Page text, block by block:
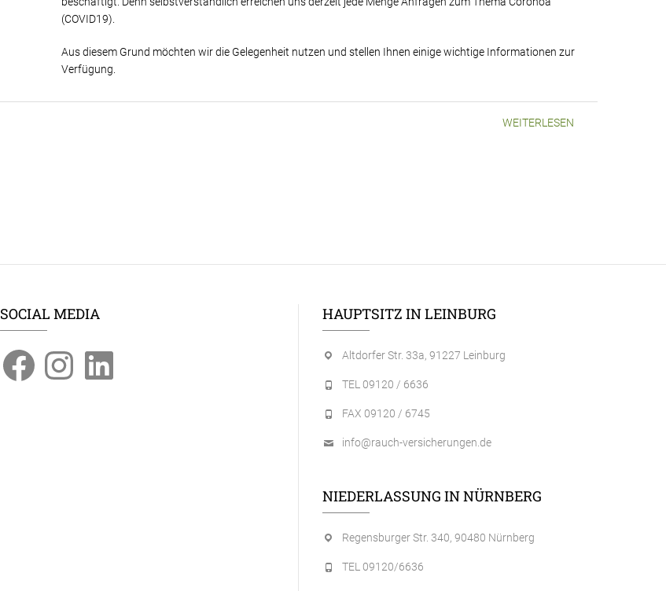
(COVID19).
Aus diesem Grund möchten wir die Gelegenheit nutzen und stellen Ihnen einige wichtige Informationen zur
Verfügung.
WEITERLESEN
SOCIAL MEDIA
FacebookInstagramLinkedIn
HAUPTSITZ IN LEINBURG
Altdorfer Str. 33a, 91227 Leinburg
TEL 09120 / 6636
FAX 09120 / 6745
info@rauch-versicherungen.de
NIEDERLASSUNG IN NÜRNBERG
Regensburger Str. 340, 90480 Nürnberg
TEL 09120/6636